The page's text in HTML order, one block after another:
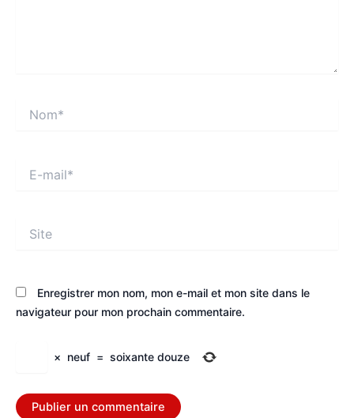
mail*
Enregistrer mon nom, mon e-mail et mon site dans le
navigateur pour mon prochain commentaire.
× neuf = soixante douze